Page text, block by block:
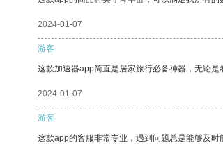
2024-01-07
游客
这款加速器app简直是居家旅行必备神器，无论是
2024-01-07
游客
这款app的客服非常专业，遇到问题总是能够及时